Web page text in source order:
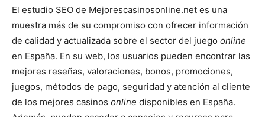
El estudio SEO de Mejorescasinosonline.net es una
muestra más de su compromiso con ofrecer información
de calidad y actualizada sobre el sector del juego online
en España. En su web, los usuarios pueden encontrar las
mejores reseñas, valoraciones, bonos, promociones,
juegos, métodos de pago, seguridad y atención al cliente
de los mejores casinos online disponibles en España.